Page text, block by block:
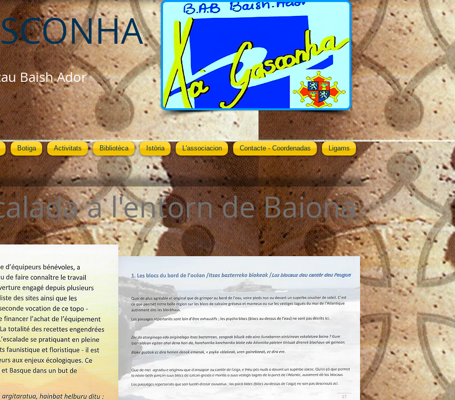
Baish Ador
Botiga Activitats Bibliotèca Istòria L'associacion Contacte - Coordenadas Ligams
a l'entorn de Baiona